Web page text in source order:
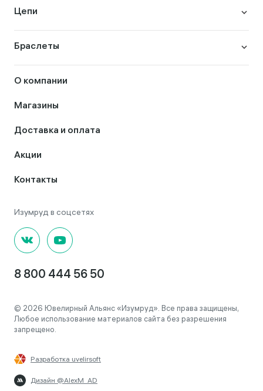
Цепи
Браслеты
О компании
Магазины
Доставка и оплата
Акции
Контакты
8 800 444 56 50
© 2026 Ювелирный Альянс «Изумруд». Все права защищены,
Любое использование материалов сайта без разрешения
запрещено.
Разработка uvelirsoft
Дизайн @AlexM_AD